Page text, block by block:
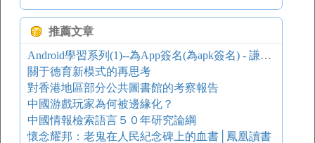
推薦文章
Android學習系列(1)--為App簽名(為apk簽名) - 謙虛的天下
關于德育新模式的再思考
對香港地區部分公共圖書館的考察報告
中國游戲玩家為何被邊緣化？
中國情報檢索語言５０年研究論綱
懷念耀邦：老鬼在人民紀念碑上的血書│鳳凰讀書